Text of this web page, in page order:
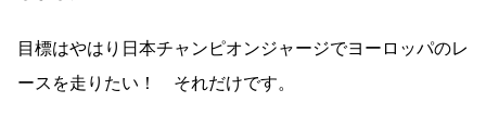
目標はやはり日本チャンピオンジャージでヨーロッパのレ
ースを走りたい！ それだけです。